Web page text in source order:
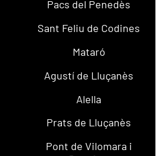
Pacs del Penedès
Sant Feliu de Codines
Mataró
Agustí de Lluçanès
Alella
Prats de Lluçanès
Pont de Vilomara i